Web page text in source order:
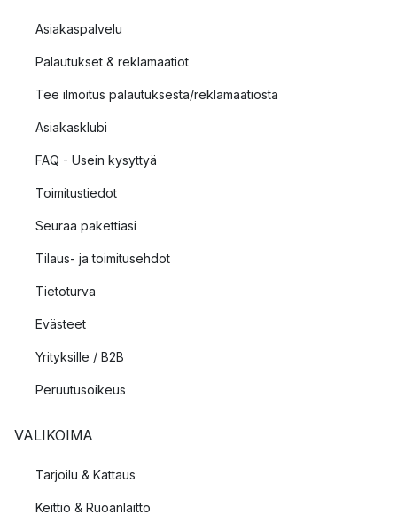
Asiakaspalvelu
Palautukset & reklamaatiot
Tee ilmoitus palautuksesta/reklamaatiosta
Asiakasklubi
FAQ - Usein kysyttyä
Toimitustiedot
Seuraa pakettiasi
Tilaus- ja toimitusehdot
Tietoturva
Evästeet
Yrityksille / B2B
Peruutusoikeus
VALIKOIMA
Tarjoilu & Kattaus
Keittiö & Ruoanlaitto